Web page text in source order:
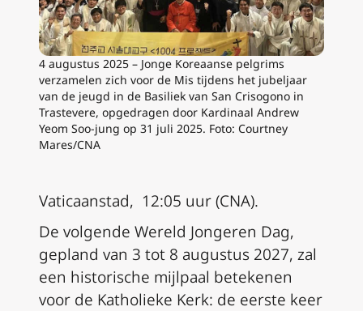
4 augustus 2025 – Jonge Koreaanse pelgrims
verzamelen zich voor de Mis tijdens het jubeljaar
van de jeugd in de Basiliek van San Crisogono in
Trastevere, opgedragen door Kardinaal Andrew
Yeom Soo-jung op 31 juli 2025. Foto: Courtney
Mares/CNA
Vaticaanstad, 12:05 uur (CNA).
De volgende Wereld Jongeren Dag,
gepland van 3 tot 8 augustus 2027, zal
een historische mijlpaal betekenen
voor de Katholieke Kerk: de eerste keer